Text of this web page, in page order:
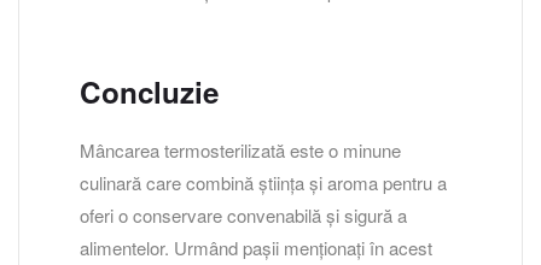
Concluzie
Mâncarea termosterilizată este o minune
culinară care combină știința și aroma pentru a
oferi o conservare convenabilă și sigură a
alimentelor. Urmând pașii menționați în acest